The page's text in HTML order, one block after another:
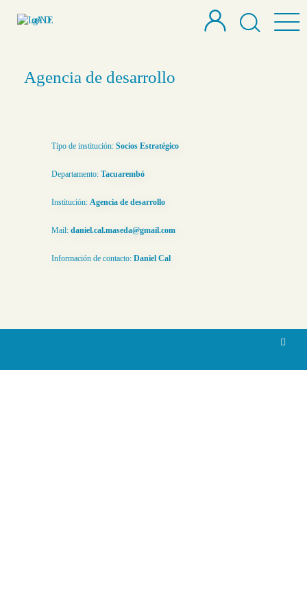
Agencia de desarrollo
Tipo de institución: Socios Estratégico
Departamento: Tacuarembó
Institución: Agencia de desarrollo
Mail: daniel.cal.maseda@gmail.com
Información de contacto: Daniel Cal